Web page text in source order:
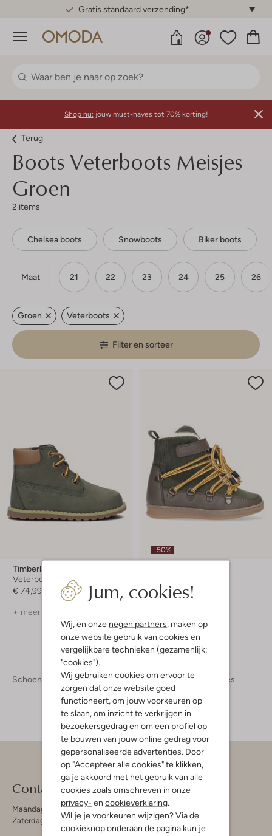
Gratis standaard verzending*
Menu
Jum, cookies!
Wij, en onze negen partners , maken op
onze website gebruik van cookies en
vergelijkbare technieken (gezamenlijk:
"cookies").
Wij gebruiken cookies om ervoor te
zorgen dat onze website goed
functioneert, om jouw voorkeuren op
te slaan, om inzicht te verkrijgen in
bezoekersgedrag en om een profiel op
te bouwen van jouw online gedrag voor
gepersonaliseerde advertenties. Door
op "Accepteer alle cookies" te klikken,
ga je akkoord met het gebruik van alle
cookies zoals omschreven in onze
privacy- en cookieverklaring
Wil je je voorkeuren wijzigen? Via de
cookieknop onderaan de pagina kun je
Shop nu: jouw must-haves tot 70% korting!
Terug
Boots Veterboots Meisjes
Groen
2 items
Chelsea boots Snowboots Biker boots
Maat 21 22 23 24 25 26
Groen Veterboots
Filter en sorteer
Timberland
Veterboots
€ 74,99
+ meer kleuren
-50%
€ 89,95 € 44,95
Schoenen Kinderschoenen Meisjes Boots Meisjes
Contact
Maandag - Vrijdag 09:00 - 19:00 uur
Zaterdag 09:00 - 17:00 uur